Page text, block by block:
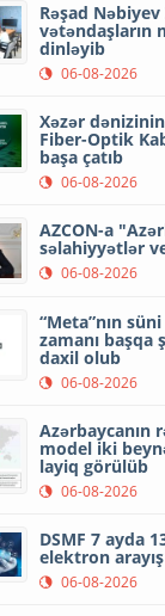
Rəşad
vətəndaşların
dinləyib
06-08-2026
Xəzər
Fiber-Optik
başa çatıb
06-08-2026
AZCON-a
səlahiyyətlər
06-08-2026
“Meta”nın
zamanı
daxil olub
06-08-2026
Azərbaycanın
model iki
layiq görülüb
06-08-2026
DSMF 7 ayda
elektron
06-08-2026